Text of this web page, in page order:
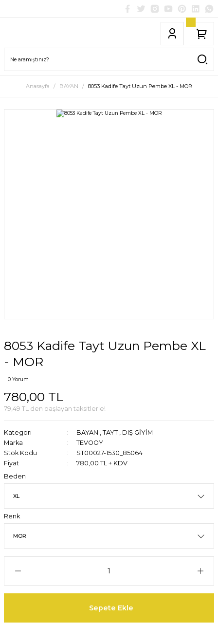
Anasayfa BAYAN 8053 Kadife Tayt Uzun Pembe XL - MOR
8053 Kadife Tayt Uzun Pembe XL
- MOR
0 Yorum
780,00 TL
79,49 TL den başlayan taksitlerle!
Kategori BAYAN , TAYT , DIŞ GİYİM
Marka
TEVOOY
Stok Kodu
ST00027-1530_85064
Fiyat
780,00 TL + KDV
Beden
Renk
Sepete Ekle